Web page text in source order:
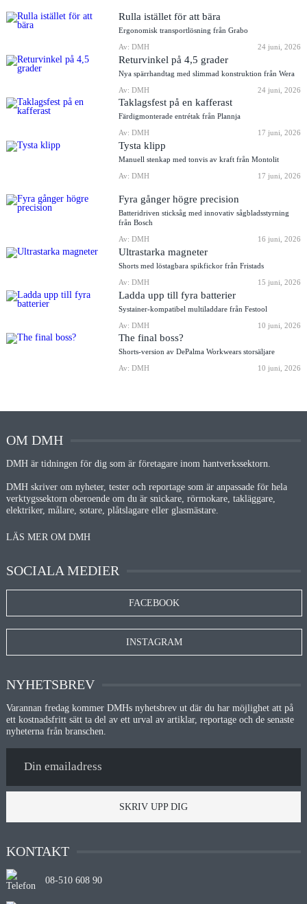
Rulla istället för att bära
Ergonomisk transportlösning från Grabo
Av: DMH
24 juni, 2026
Returvinkel på 4,5 grader
Nya spärrhandtag med slimmad konstruktion från Wera
Av: DMH
24 juni, 2026
Taklagsfest på en kafferast
Färdigmonterade entrétak från Plannja
Av: DMH
17 juni, 2026
Tysta klipp
Manuell stenkap med tonvis av kraft från Montolit
Av: DMH
17 juni, 2026
Fyra gånger högre precision
Batteridriven sticksåg med innovativ sågbladsstyrning
från Bosch
Av: DMH
16 juni, 2026
Ultrastarka magneter
Shorts med löstagbara spikfickor från Fristads
Av: DMH
15 juni, 2026
Ladda upp till fyra batterier
Systainer-kompatibel multiladdare från Festool
Av: DMH
10 juni, 2026
The final boss?
Shorts-version av DePalma Workwears storsäljare
Av: DMH
10 juni, 2026
OM DMH
DMH är tidningen för dig som är företagare inom hantverkssektorn.
DMH skriver om nyheter, tester och reportage som är anpassade för hela
verktygssektorn oberoende om du är snickare, rörmokare, takläggare,
elektriker, målare, sotare, plåtslagare eller glasmästare.
LÄS MER OM DMH
SOCIALA MEDIER
FACEBOOK
INSTAGRAM
NYHETSBREV
Varannan fredag kommer DMHs nyhetsbrev ut där du har möjlighet att på
ett kostnadsfritt sätt ta del av ett urval av artiklar, reportage och de senaste
nyheterna från branschen.
SKRIV UPP DIG
KONTAKT
08-510 608 90